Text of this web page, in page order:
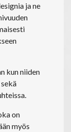
ja ne
kun niiden
on
myös